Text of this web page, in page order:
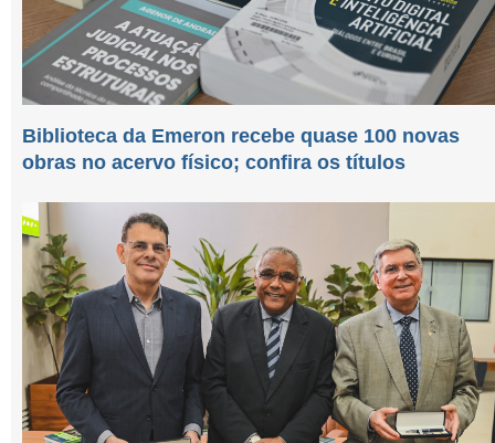
Biblioteca da Emeron recebe quase 100 novas
obras no acervo físico; confira os títulos